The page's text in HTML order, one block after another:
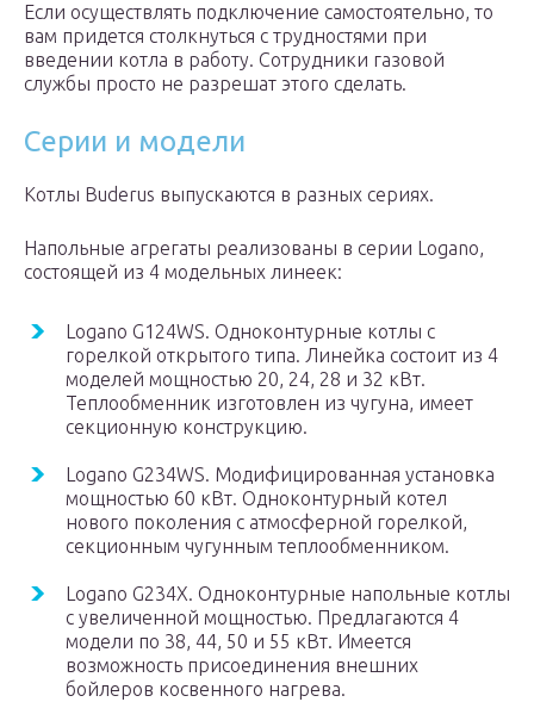
Если осуществлять подключение самостоятельно, то
вам придется столкнуться с трудностями при
введении котла в работу. Сотрудники газовой
службы просто не разрешат этого сделать.
Серии и модели
Котлы Buderus выпускаются в разных сериях.
Напольные агрегаты реализованы в серии Logano,
состоящей из 4 модельных линеек:
Logano G124WS. Одноконтурные котлы с
горелкой открытого типа. Линейка состоит из 4
моделей мощностью 20, 24, 28 и 32 кВт.
Теплообменник изготовлен из чугуна, имеет
секционную конструкцию.
Logano G234WS. Модифицированная установка
мощностью 60 кВт. Одноконтурный котел
нового поколения с атмосферной горелкой,
секционным чугунным теплообменником.
Logano G234X. Одноконтурные напольные котлы
с увеличенной мощностью. Предлагаются 4
модели по 38, 44, 50 и 55 кВт. Имеется
возможность присоединения внешних
бойлеров косвенного нагрева.